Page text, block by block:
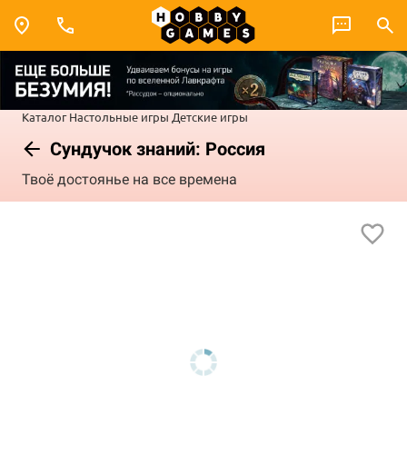
Каталог Настольные игры Детские игры
Сундучок знаний: Россия
Твоё достоянье на все времена